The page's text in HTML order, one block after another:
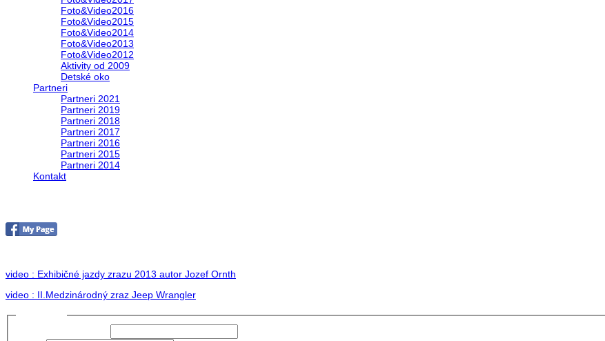
Foto&Video2016
Foto&Video2015
Foto&Video2014
Foto&Video2013
Foto&Video2012
Aktivity od 2009
Detské oko
Partneri
Partneri 2021
Partneri 2019
Partneri 2018
Partneri 2017
Partneri 2016
Partneri 2015
Partneri 2014
Kontakt
video : Exhibičné jazdy zrazu 2013 autor Jozef Ornth
video : II.Medzinárodný zraz Jeep Wrangler